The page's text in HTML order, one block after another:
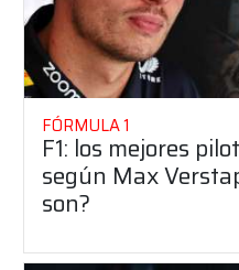
FÓRMULA 1
F1: los mejores
según Max
son?